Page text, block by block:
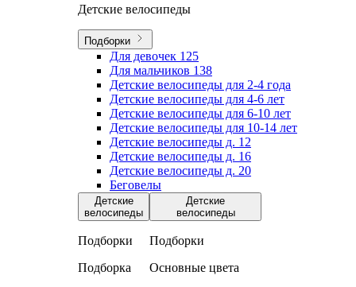
Детские велосипеды
Подборки
Для девочек 125
Для мальчиков 138
Детские велосипеды для 2-4 года
Детские велосипеды для 4-6 лет
Детские велосипеды для 6-10 лет
Детские велосипеды для 10-14 лет
Детские велосипеды д. 12
Детские велосипеды д. 16
Детские велосипеды д. 20
Беговелы
Детские
велосипеды
Подборки
Подборка
Детские
велосипеды
Подборки
Основные цвета